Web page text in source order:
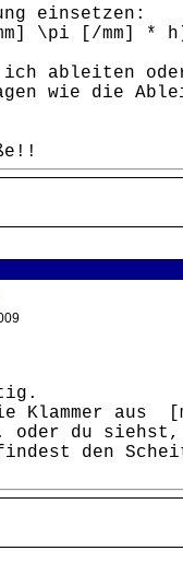
einsetzen:
\pi [/mm] *
ich ableiten
wie die
aus
du siehst,
den